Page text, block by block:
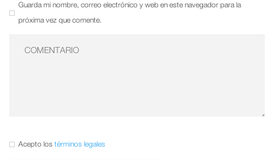
Guarda mi nombre, correo electrónico y web en este navegador para la
próxima vez que comente.
Acepto los términos legales